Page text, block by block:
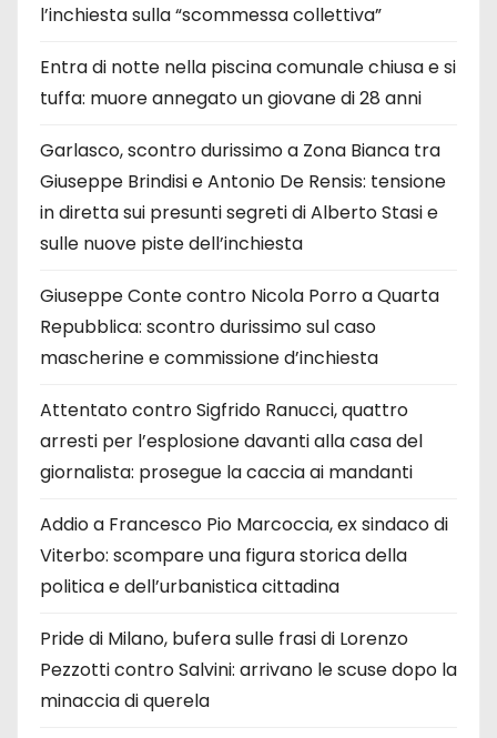
l’inchiesta sulla “scommessa collettiva”
Entra di notte nella piscina comunale chiusa e si
tuffa: muore annegato un giovane di 28 anni
Garlasco, scontro durissimo a Zona Bianca tra
Giuseppe Brindisi e Antonio De Rensis: tensione
in diretta sui presunti segreti di Alberto Stasi e
sulle nuove piste dell’inchiesta
Giuseppe Conte contro Nicola Porro a Quarta
Repubblica: scontro durissimo sul caso
mascherine e commissione d’inchiesta
Attentato contro Sigfrido Ranucci, quattro
arresti per l’esplosione davanti alla casa del
giornalista: prosegue la caccia ai mandanti
Addio a Francesco Pio Marcoccia, ex sindaco di
Viterbo: scompare una figura storica della
politica e dell’urbanistica cittadina
Pride di Milano, bufera sulle frasi di Lorenzo
Pezzotti contro Salvini: arrivano le scuse dopo la
minaccia di querela